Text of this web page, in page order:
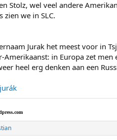
Stolz, wel veel andere
we in SLC.
Jurak het meest voor in
in Europa zet
heel erg denken aan een